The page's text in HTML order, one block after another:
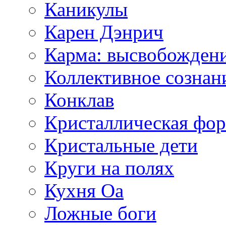
Каникулы
Карен Дэнрич
Карма:
Коллективное
Конклав
Кристаллическая
Кристальные дети
Круги на полях
Кухня Оа
Ложные боги